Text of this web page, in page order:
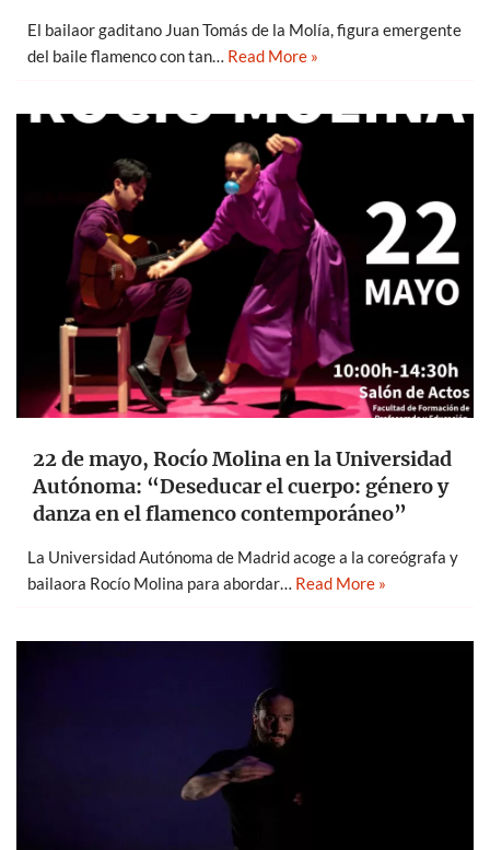
El bailaor gaditano Juan Tomás de la Molía, figura emergente
del baile flamenco con tan… Read More »
22 de mayo, Rocío Molina en la Universidad
Autónoma: “Deseducar el cuerpo: género y
danza en el flamenco contemporáneo”
La Universidad Autónoma de Madrid acoge a la coreógrafa y
bailaora Rocío Molina para abordar… Read More »